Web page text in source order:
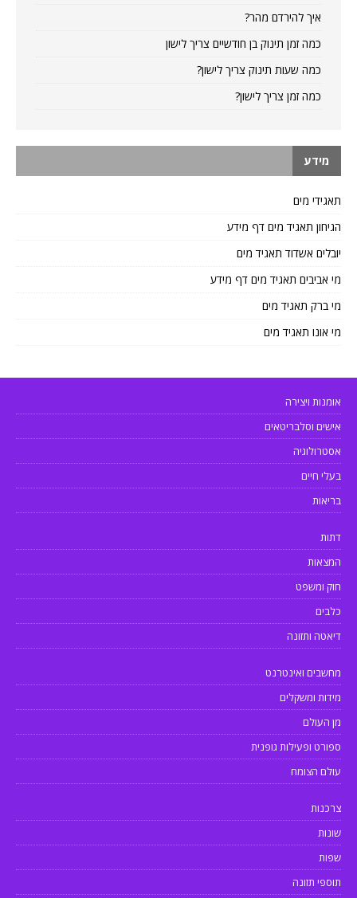
איך להירדם מהר?
כמה זמן תינוק בן חודשיים צריך לישון
כמה שעות תינוק צריך לישון?
כמה זמן צריך לישון?
מידע
תאגידי מים
הגיחון תאגיד מים דף מידע
יובלים אשדוד תאגיד מים
מי אביבים תאגיד מים דף מידע
מי ברק תאגיד מים
מי אונו תאגיד מים
אומנות ויצירה
אישים וסלבריטאים
אסטרולוגיה
בעלי חיים
בריאות
דתות
המצאות
חוק ומשפט
כלבים
דיאטה ותזונה
מחשבים ואינטרנט
מידות ומשקלים
מן העולם
ספורט ופעילות גופנית
עולם הצומח
צרכנות
שונות
שפות
תוספי תזונה